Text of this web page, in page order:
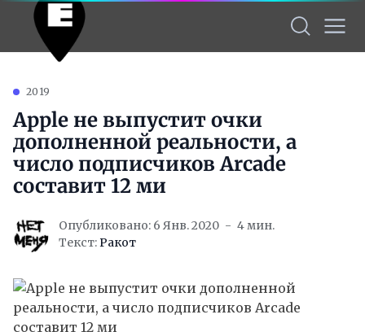
2019
Apple не выпустит очки
дополненной реальности, а
число подписчиков Arcade
составит 12 ми
Опубликовано: 6 Янв. 2020
4 мин.
Текст:Ракот